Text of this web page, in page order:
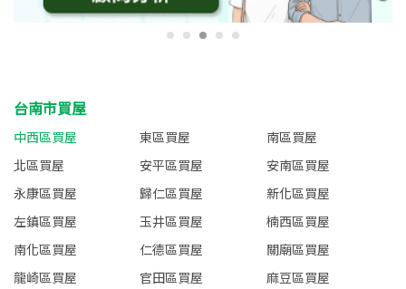
台南市買屋
中西區買屋 東區買屋
南區買屋
北區買屋
安平區買屋
安南區買屋
永康區買屋
歸仁區買屋
新化區買屋
左鎮區買屋
玉井區買屋
楠西區買屋
南化區買屋
仁德區買屋
關廟區買屋
龍崎區買屋
官田區買屋
麻豆區買屋